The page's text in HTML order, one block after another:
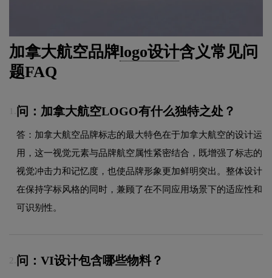
加拿大航空品牌logo设计含义常见问
题FAQ
问：加拿大航空LOGO有什么独特之处？
答：加拿大航空品牌标志的最大特色在于加拿大航空的设计运
用，这一视觉元素与品牌航空属性紧密结合，既增强了标志的
视觉冲击力和记忆度，也使品牌形象更加鲜明突出。整体设计
在保持字标风格的同时，兼顾了在不同应用场景下的适应性和
可识别性。
2. 问：VI设计包含哪些物料？